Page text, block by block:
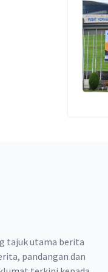
tajuk utama berita
pandangan dan